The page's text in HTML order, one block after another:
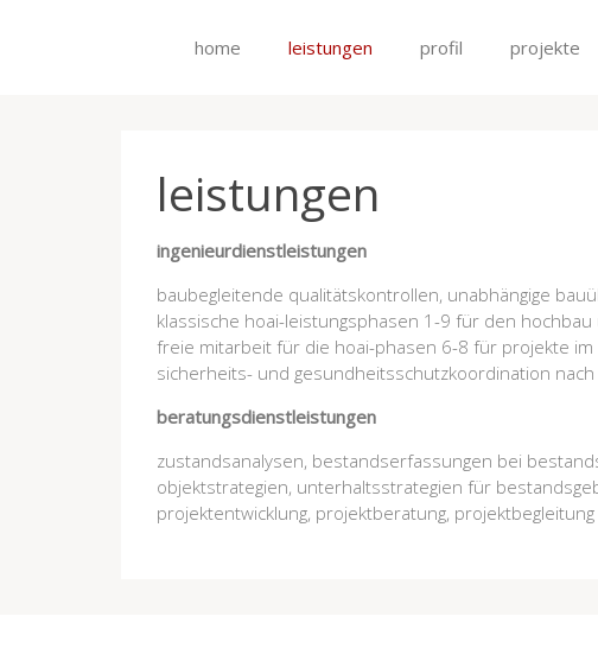
home leistungen profil projekte
leistungen
ingenieurdienstleistungen
baubegleitende qualitätskontrollen, unabhängige
klassische hoai-leistungsphasen 1-9 für den
freie mitarbeit für die hoai-phasen 6-8 für projekte
sicherheits- und gesundheitsschutzkoordination
beratungsdienstleistungen
zustandsanalysen, bestandserfassungen bei
objektstrategien, unterhaltsstrategien für
projektentwicklung, projektberatung, projektbegleitung